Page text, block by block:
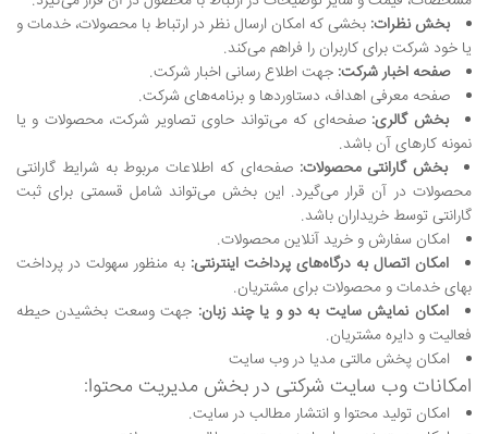
بخش نظرات: بخشی که امکان ارسال نظر در ارتباط با محصولات، خدمات و
یا خود شرکت برای کاربران را فراهم می‌کند.
صفحه اخبار شرکت: جهت اطلاع رسانی اخبار شرکت.
صفحه معرفی اهداف، دستاوردها و برنامه‌های شرکت.
بخش گالری: صفحه‌ای که می‌تواند حاوی تصاویر شرکت، محصولات و یا
نمونه کارهای آن باشد.
بخش گارانتی محصولات: صفحه‌ای که اطلاعات مربوط به شرایط گارانتی
محصولات در آن قرار می‌گیرد. این بخش می‌تواند شامل قسمتی برای ثبت
گارانتی توسط خریداران باشد.
امکان سفارش و خرید آنلاین محصولات.
امکان اتصال به درگاه‌های پرداخت اینترنتی: به منظور سهولت در پرداخت
بهای خدمات و محصولات برای مشتریان.
امکان نمایش سایت به دو و یا چند زبان: جهت وسعت بخشیدن حیطه
فعالیت و دایره مشتریان.
امکان پخش مالتی مدیا در وب سایت
امکانات وب سایت شرکتی در بخش مدیریت محتوا:
امکان تولید محتوا و انتشار مطالب در سایت.